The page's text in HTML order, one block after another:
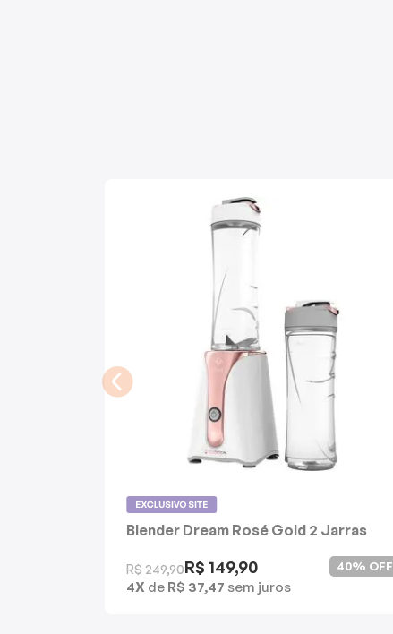
Blender Dream Rosé Gold 2 Jarras
R$ 249,90R$ 149,90
4X de R$ 37,47 sem juros
40% OFF